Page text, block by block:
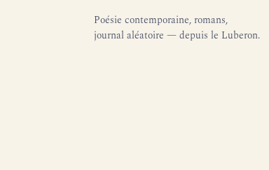
Poésie contemporaine, romans,
journal aléatoire — depuis le Luberon.